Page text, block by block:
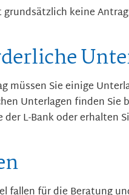
grundsätzlich keine
müssen Sie einige
Unterlagen finden Sie
der L-Bank odererhalten